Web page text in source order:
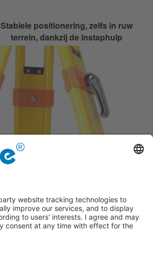
Stabiele positionering, zelfs in ruw
terrein, dankzij de instaphulp